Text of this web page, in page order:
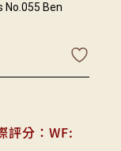
No.055 Ben
分：WF: